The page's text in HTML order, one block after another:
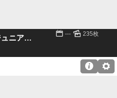
平成２６年度チャレンジジュニアスポーツクラブ 📅 --- 🌄 235枚
⚙
